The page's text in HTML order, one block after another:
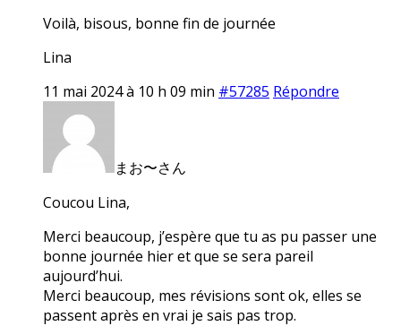
Voilà, bisous, bonne fin de journée
Lina
11 mai 2024 à 10 h 09 min #57285 Répondre
まお〜さん
Coucou Lina,
Merci beaucoup, j’espère que tu as pu passer une
bonne journée hier et que se sera pareil
aujourd’hui.
Merci beaucoup, mes révisions sont ok, elles se
passent après en vrai je sais pas trop.